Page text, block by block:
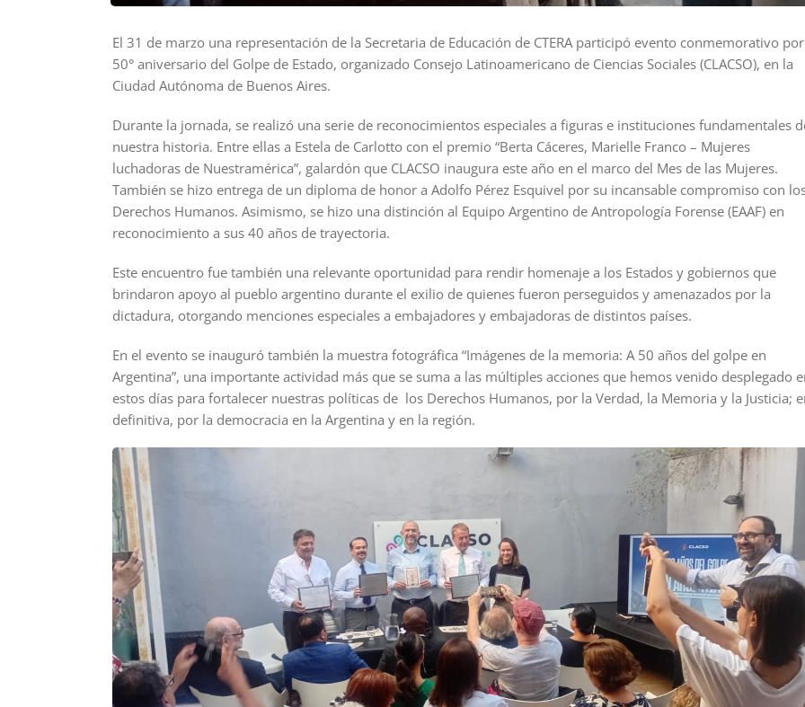
El 31 de marzo una representación de la Secretaria de Educación de CTERA participó evento conmemorativo
50° aniversario del Golpe de Estado, organizado Consejo Latinoamericano de Ciencias Sociales (CLACSO), en la
Ciudad Autónoma de Buenos Aires.
Durante la jornada, se realizó una serie de reconocimientos especiales a figuras e instituciones fundamentales
nuestra historia. Entre ellas a Estela de Carlotto con el premio “Berta Cáceres, Marielle Franco – Mujeres
luchadoras de Nuestramérica”, galardón que CLACSO inaugura este año en el marco del Mes de las Mujeres.
También se hizo entrega de un diploma de honor a Adolfo Pérez Esquivel por su incansable compromiso con
Derechos Humanos. Asimismo, se hizo una distinción al Equipo Argentino de Antropología Forense (EAAF) en
reconocimiento a sus 40 años de trayectoria.
Este encuentro fue también una relevante oportunidad para rendir homenaje a los Estados y gobiernos que
brindaron apoyo al pueblo argentino durante el exilio de quienes fueron perseguidos y amenazados por la
dictadura, otorgando menciones especiales a embajadores y embajadoras de distintos países.
En el evento se inauguró también la muestra fotográfica “Imágenes de la memoria: A 50 años del golpe en
Argentina”, una importante actividad más que se suma a las múltiples acciones que hemos venido desplegado
estos días para fortalecer nuestras políticas de los Derechos Humanos, por la Verdad, la Memoria y la Justicia;
definitiva, por la democracia en la Argentina y en la región.